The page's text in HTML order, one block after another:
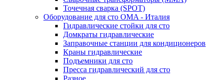
Точечная сварка (SPOT)
Оборудование для сто OMA - Италия
Гидравлические стойки для сто
Домкраты гидравлические
Заправочные станции для кондиционеров
Краны гидравлические
Подъемники для сто
Пресса гидравлический для сто
Разное